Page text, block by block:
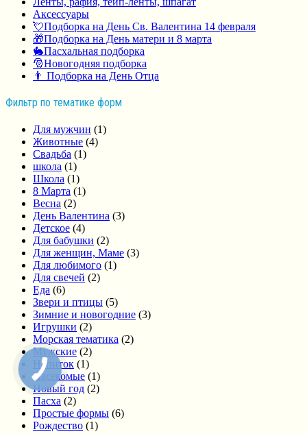
Аксессуары
💘Подборка на День Св. Валентина 14 февраля
🎁Подборка на День матери и 8 марта
🐇Пасхальная подборка
🎅Новогодняя подборка
👨 Подборка на День Отца
Фильтр по тематике форм
Для мужчин (1)
Животные (4)
Свадьба (1)
школа (1)
Школа (1)
8 Марта (1)
Весна (2)
День Валентина (3)
Детское (4)
Для бабушки (2)
Для женщин, Маме (3)
Для любимого (1)
Для свечей (2)
Еда (6)
Звери и птицы (5)
Зимние и новогодние (3)
Игрушки (2)
Морская тематика (2)
Мужские (2)
Напиток (1)
Насекомые (1)
Новый год (2)
Пасха (2)
Простые формы (6)
Рождество (1)